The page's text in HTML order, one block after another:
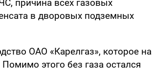
причина всех газовых
в дворовых подземных
ОАО «Карелгаз», которое на
этого без газа остался